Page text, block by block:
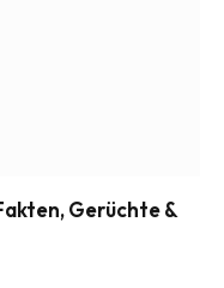
Gerüchte &